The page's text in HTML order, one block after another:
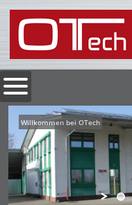
Willkommen bei OTech